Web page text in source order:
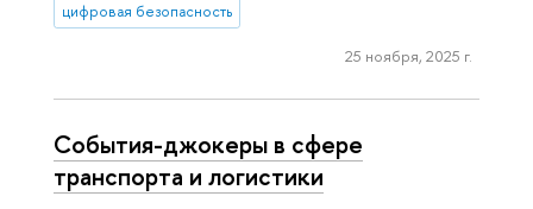
цифровая безопасность
25 ноября, 2025 г.
События-джокеры в сфере
транспорта и логистики